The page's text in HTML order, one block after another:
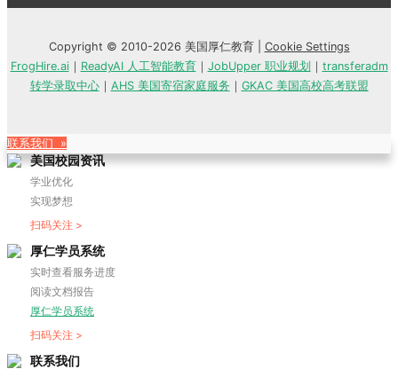
Copyright © 2010-2026 美国厚仁教育 | Cookie Settings
FrogHire.ai｜ ReadyAI 人工智能教育｜ JobUpper 职业规划 ｜ transferadm
转学录取中心｜ AHS 美国寄宿家庭服务 ｜ GKAC 美国高校高考联盟
联系我们 »
美国校园资讯
学业优化
实现梦想
扫码关注 >
厚仁学员系统
实时查看服务进度
阅读文档报告
厚仁学员系统
扫码关注 >
联系我们